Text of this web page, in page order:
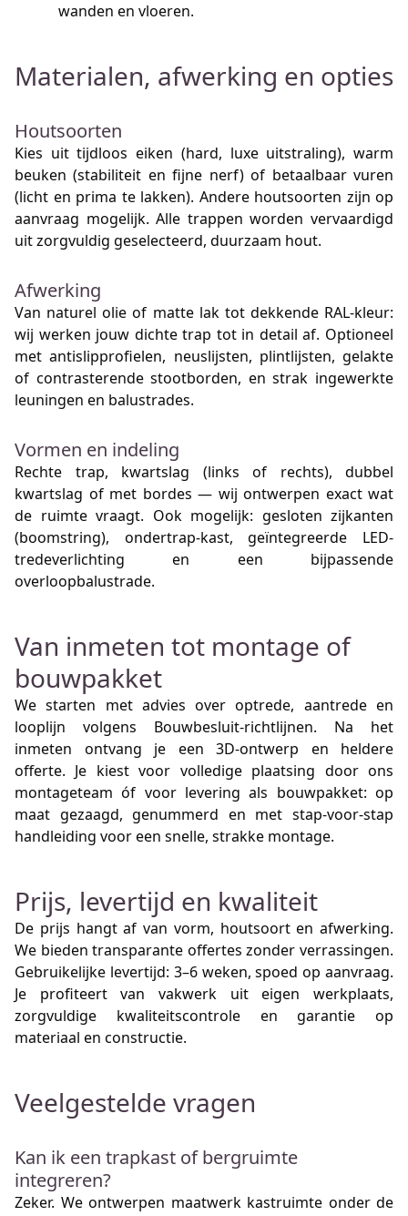
wanden en vloeren.
Materialen, afwerking en opties
Houtsoorten
Kies uit tijdloos eiken (hard, luxe uitstraling), warm
beuken (stabiliteit en fijne nerf) of betaalbaar vuren
(licht en prima te lakken). Andere houtsoorten zijn op
aanvraag mogelijk. Alle trappen worden vervaardigd
uit zorgvuldig geselecteerd, duurzaam hout.
Afwerking
Van naturel olie of matte lak tot dekkende RAL-kleur:
wij werken jouw dichte trap tot in detail af. Optioneel
met antislipprofielen, neuslijsten, plintlijsten, gelakte
of contrasterende stootborden, en strak ingewerkte
leuningen en balustrades.
Vormen en indeling
Rechte trap, kwartslag (links of rechts), dubbel
kwartslag of met bordes — wij ontwerpen exact wat
de ruimte vraagt. Ook mogelijk: gesloten zijkanten
(boomstring), ondertrap-kast, geïntegreerde LED-
tredeverlichting en een bijpassende
overloopbalustrade.
Van inmeten tot montage of
bouwpakket
We starten met advies over optrede, aantrede en
looplijn volgens Bouwbesluit-richtlijnen. Na het
inmeten ontvang je een 3D-ontwerp en heldere
offerte. Je kiest voor volledige plaatsing door ons
montageteam óf voor levering als bouwpakket: op
maat gezaagd, genummerd en met stap-voor-stap
handleiding voor een snelle, strakke montage.
Prijs, levertijd en kwaliteit
De prijs hangt af van vorm, houtsoort en afwerking.
We bieden transparante offertes zonder verrassingen.
Gebruikelijke levertijd: 3–6 weken, spoed op aanvraag.
Je profiteert van vakwerk uit eigen werkplaats,
zorgvuldige kwaliteitscontrole en garantie op
materiaal en constructie.
Veelgestelde vragen
Kan ik een trapkast of bergruimte
integreren?
Zeker. We ontwerpen maatwerk kastruimte onder de